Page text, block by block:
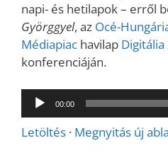
napi- és hetilapok – erről
Györggyel, az Océ-
Médiapiac havilap Digitália
konferenciáján.
Audió
lejátszó
00:00
Letöltés · Megnyitás új